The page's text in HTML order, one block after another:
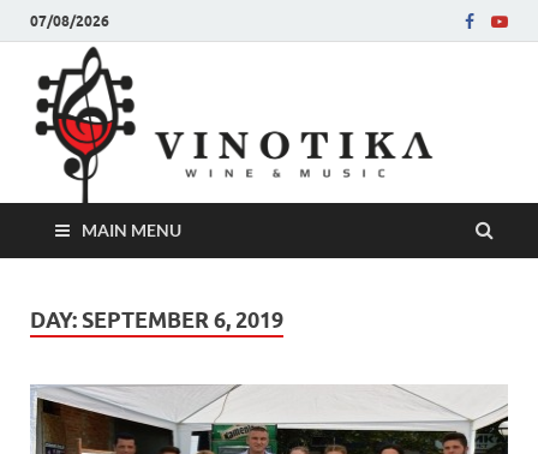
07/08/2026
MAIN MENU
DAY: SEPTEMBER 6, 2019